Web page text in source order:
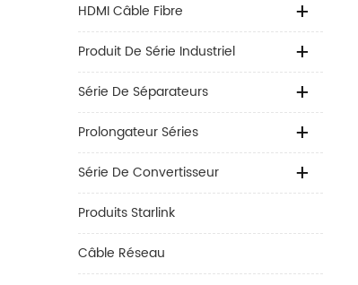
HDMI Câble Fibre
Produit De Série Industriel
Série De Séparateurs
Prolongateur Séries
Série De Convertisseur
Produits Starlink
Câble Réseau